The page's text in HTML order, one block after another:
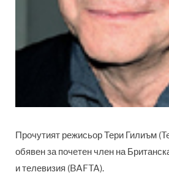
Прочутият режисьор Тери Гилиъм
обявен за почетен член на
и телевизия (BAFTA).